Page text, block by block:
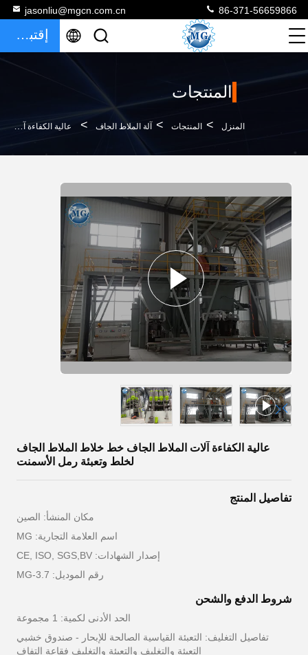
jasonliu@mgcn.com.cn 86-371-56659866
إقتباس
المنتجات
المنزل > المنتجات > آلة الملاط الجاف > عالية الكفاءة آلات الملاط الجاف خط خلاط الملاط الجاف لخلط وتعبئة رمل الأسمنت
عالية الكفاءة آلات الملاط الجاف خط خلاط الملاط الجاف
لخلط وتعبئة رمل الأسمنت
تفاصيل المنتج
مكان المنشأ: الصين
اسم العلامة التجارية: MG
إصدار الشهادات: CE, ISO, SGS,BV
رقم الموديل: MG-3.7
شروط الدفع والشحن
الحد الأدنى لكمية: 1 مجموعة
تفاصيل التغليف: التعبئة القياسية الصالحة للإبحار - صندوق خشبي
التعبئة والتغليف والتعبئة والتغليف فقاعة التفاف